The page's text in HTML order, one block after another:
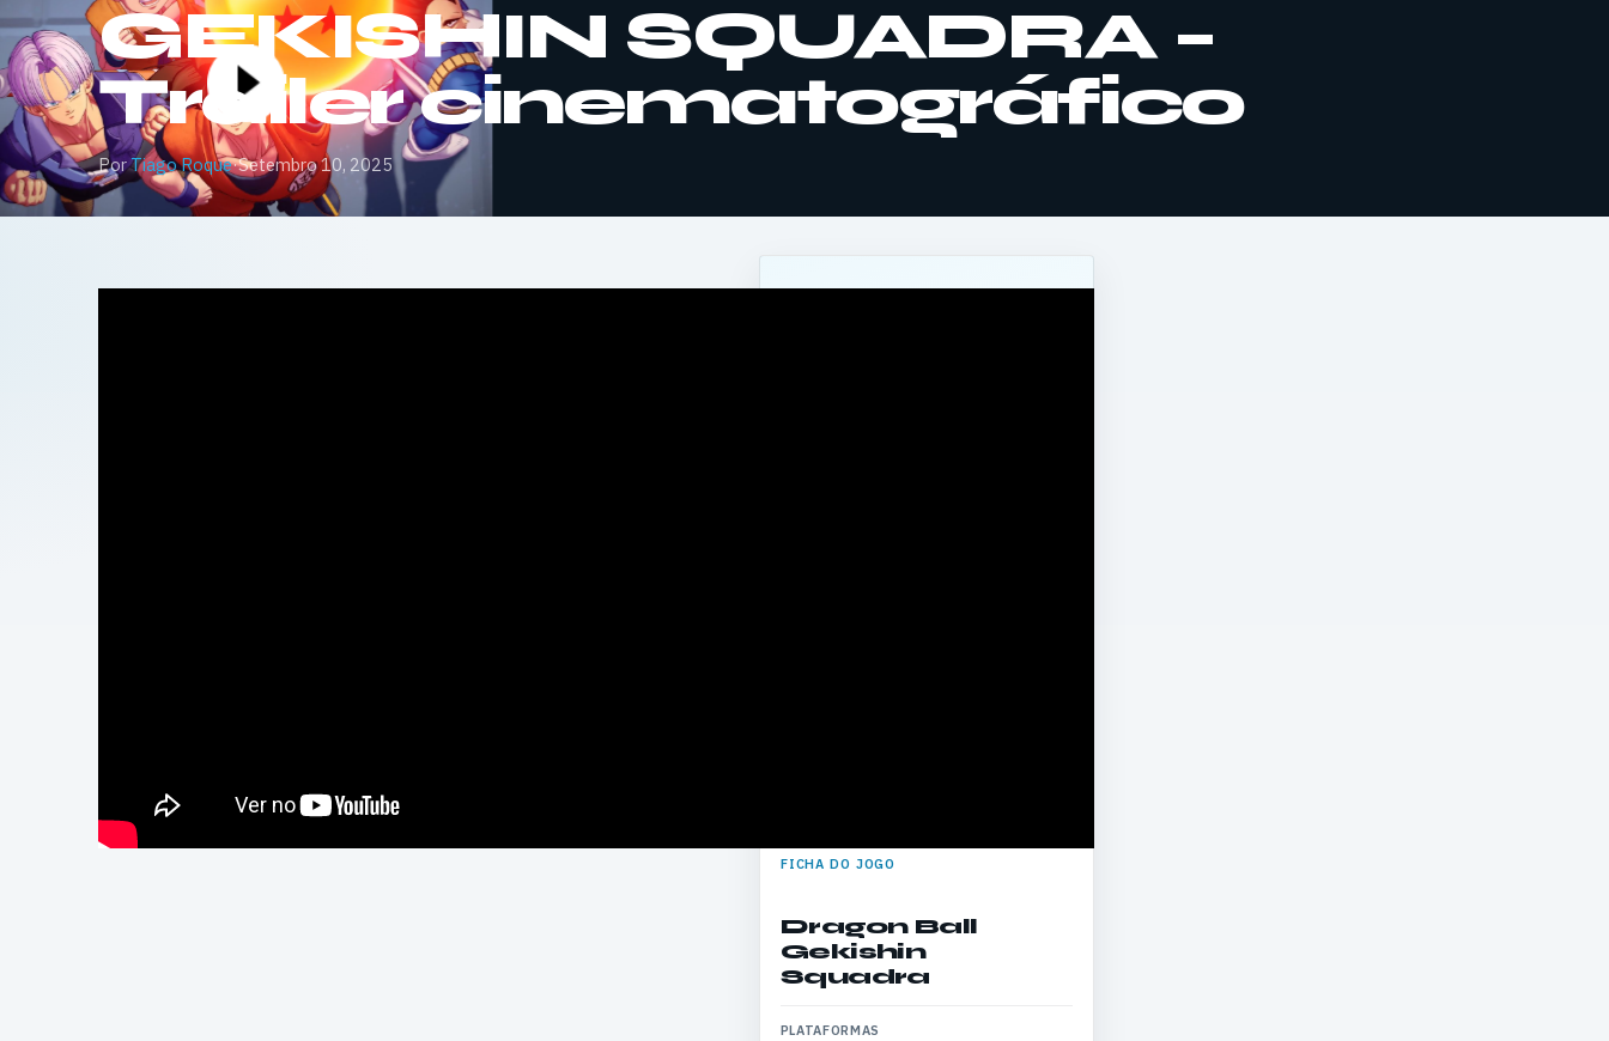
GEKISHIN SQUADRA –
Trailer cinematográfico
PorTiago Roque·Setembro 10, 2025
FICHA DO JOGO
Dragon Ball
Gekishin
Squadra
PLATAFORMAS